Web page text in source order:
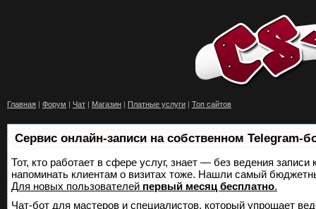
Главная | Форум | Чат | Магазин | Платные услуги | Топ сайтов
Сервис онлайн-записи на собственном Telegram-
Тот, кто работает в сфере услуг, знает — без ведения
напоминать клиентам о визитах тоже. Нашли самый
Для новых пользователей первый месяц бесплатно.
Чат-бот для мастеров и специалистов, который упрощает